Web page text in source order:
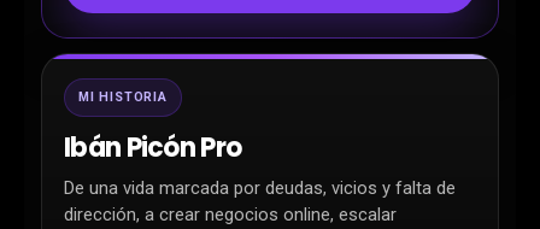
MI HISTORIA
Ibán Picón Pro
De una vida marcada por deudas, vicios y falta de
dirección, a crear negocios online, escalar